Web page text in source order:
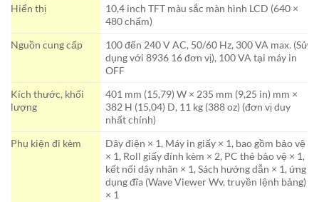
Hiển thị
10,4 inch TFT màu sắc màn hình LCD (640 ×
480 chấm)
Nguồn cung cấp
100 đến 240 V AC, 50/60 Hz, 300 VA max. (Sử
dụng với 8936 16 đơn vị), 100 VA tại máy in
OFF
Kích thước, khối
lượng
401 mm (15,79) W × 235 mm (9,25 in) mm ×
382 H (15,04) D, 11 kg (388 oz) (đơn vị duy
nhất chính)
Phụ kiện đi kèm
Dây điện × 1, Máy in giấy × 1, bao gồm bảo vệ
× 1, Roll giấy đính kèm × 2, PC thẻ bảo vệ × 1,
kết nối dây nhãn × 1, Sách hướng dẫn × 1, ứng
dụng đĩa (Wave Viewer Wv, truyền lệnh bảng)
× 1